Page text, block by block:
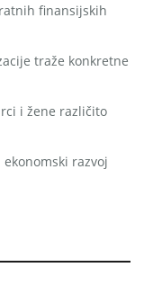
finansijskih
traže konkretne
i žene različito
razvoj